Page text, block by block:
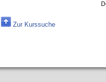
Zur Kurssuche